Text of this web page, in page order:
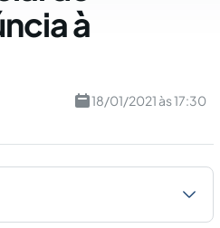
à
18/01/2021 às 17:30